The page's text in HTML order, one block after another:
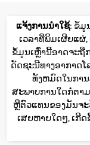
ແຈ້ງການນໍາໃຊ້: ຂໍ້ມູ
ເວລາທີ່ພິມເຜີຍແຜ່
ຂໍ້ມູນເຫຼົ່ານີ້ອາດຈະຖືກ
ດັດຊະນີທາງອາກາດ
ທັງຫມົດໃນກາ
ສະພາບການໃດກໍ່ຕາ
ຫຼືຕົວແທນຂອງມັນຈ
ເສຍຫາຍໃດໆ, ເກີ